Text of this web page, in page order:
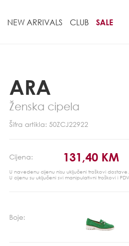
NEW ARRIVALS CLUB SALE
ARA
Ženska cipela
Šifra artikla: 50ZCJ22922
Cijena: 131,40 KM
U navedenu cijenu nisu uključeni troškovi
U cijenu su uključeni svi manipulativni troškovi i PDV.
Boje: